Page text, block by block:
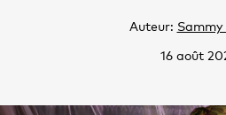
Auteur:
16 août